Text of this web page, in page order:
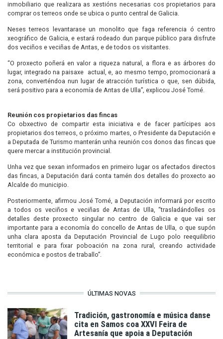
inmobiliario que realizara as xestións necesarias cos propietarios para
comprar os terreos onde se ubica o punto central de Galicia.
Neses terreos levantarase un monolito que faga referencia ó centro
xeográfico de Galicia, e estará rodeado dun parque público para disfrute
dos veciños e veciñas de Antas, e de todos os visitantes.
“O proxecto poñerá en valor a riqueza natural, a flora e as árbores do
lugar, integrado na paisaxe actual, e, ao mesmo tempo, promocionará a
zona, converténdoa nun lugar de atracción turística o que, sen dúbida,
será positivo para a economía de Antas de Ulla”, explicou José Tomé.
Reunión cos propietarios das fincas
Co obxectivo de compartir esta iniciativa e de facer partícipes aos
propietarios dos terreos, o próximo martes, o Presidente da Deputación e
a Deputada de Turismo manterán unha reunión cos donos das fincas que
quere mercar a institución provincial.
Unha vez que sexan informados en primeiro lugar os afectados directos
das fincas, a Deputación dará conta tamén dos detalles do proxecto ao
Alcalde do municipio.
Posteriormente, afirmou José Tomé, a Deputación informará por escrito
a todos os veciños e veciñas de Antas de Ulla, “trasladándolles os
detalles deste proxecto singular no centro de Galicia e que vai ser
importante para a economía do concello de Antas de Ulla, o que supón
unha clara aposta da Deputación Provincial de Lugo polo reequilibrio
territorial e para fixar poboación na zona rural, creando actividade
económica e postos de traballo”.
ÚLTIMAS NOVAS
Tradición, gastronomía e música danse
cita en Samos coa XXVI Feira de
Artesanía que apoia a Deputación